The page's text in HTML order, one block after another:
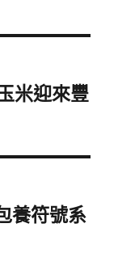
米迎來豐
養符號系